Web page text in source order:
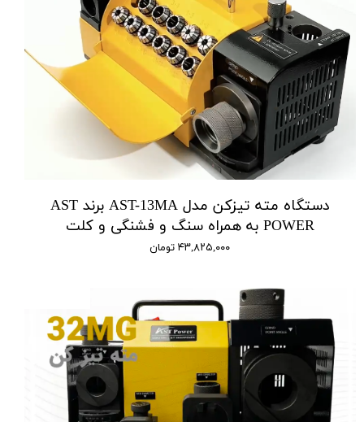
دستگاه مته تیزکن مدل AST-13MA برند AST
POWER به همراه سنگ و فشنگی و کلت
۴۳,۸۲۵,۰۰۰ تومان